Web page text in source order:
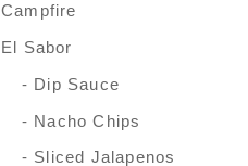
Campfire
El Sabor
- Dip Sauce
- Nacho Chips
- Sliced Jalapenos